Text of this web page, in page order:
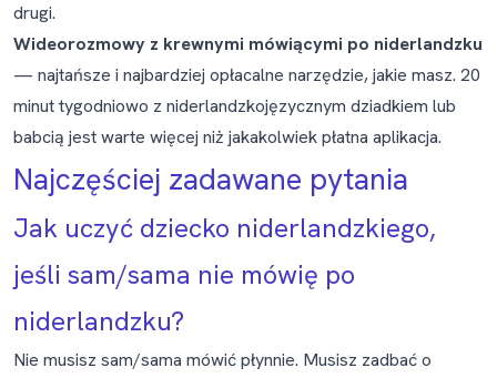
drugi.
Wideorozmowy z krewnymi mówiącymi po niderlandzku
— najtańsze i najbardziej opłacalne narzędzie, jakie masz. 20
minut tygodniowo z niderlandzkojęzycznym dziadkiem lub
babcią jest warte więcej niż jakakolwiek płatna aplikacja.
Najczęściej zadawane pytania
Jak uczyć dziecko niderlandzkiego,
jeśli sam/sama nie mówię po
niderlandzku?
Nie musisz sam/sama mówić płynnie. Musisz zadbać o